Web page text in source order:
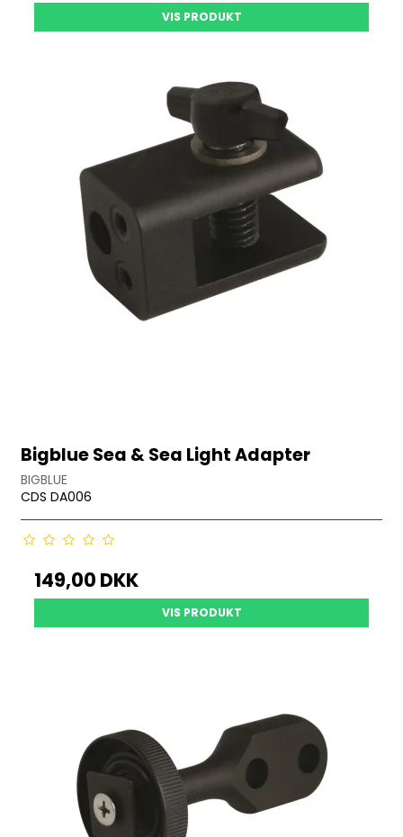
VIS PRODUKT
Bigblue Sea & Sea Light Adapter
BIGBLUE
CDS DA006
149,00 DKK
VIS PRODUKT